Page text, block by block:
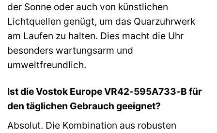
der Sonne oder auch von künstlichen
Lichtquellen genügt, um das Quarzuhrwerk
am Laufen zu halten. Dies macht die Uhr
besonders wartungsarm und
umweltfreundlich.
Ist die Vostok Europe VR42-595A733-B für
den täglichen Gebrauch geeignet?
Absolut. Die Kombination aus robusten